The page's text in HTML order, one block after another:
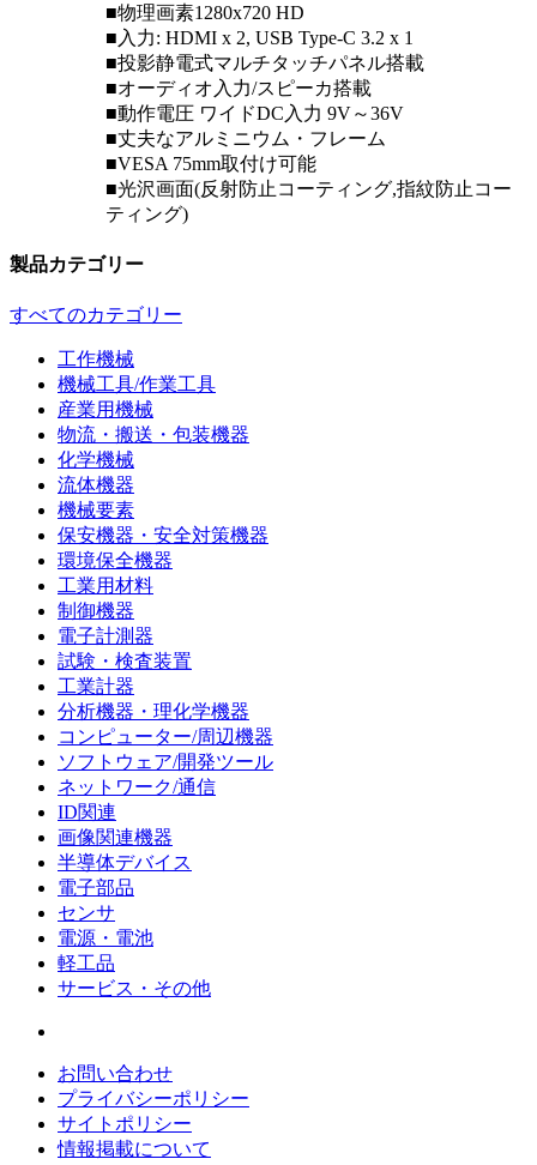
■物理画素1280x720 HD
■入力: HDMI x 2, USB Type-C 3.2 x 1
■投影静電式マルチタッチパネル搭載
■オーディオ入力/スピーカ搭載
■動作電圧 ワイドDC入力 9V～36V
■丈夫なアルミニウム・フレーム
■VESA 75mm取付け可能
■光沢画面(反射防止コーティング,指紋防止コー
ティング)
製品カテゴリー
すべてのカテゴリー
工作機械
機械工具/作業工具
産業用機械
物流・搬送・包装機器
化学機械
流体機器
機械要素
保安機器・安全対策機器
環境保全機器
工業用材料
制御機器
電子計測器
試験・検査装置
工業計器
分析機器・理化学機器
コンピューター/周辺機器
ソフトウェア/開発ツール
ネットワーク/通信
ID関連
画像関連機器
半導体デバイス
電子部品
センサ
電源・電池
軽工品
サービス・その他
お問い合わせ
プライバシーポリシー
サイトポリシー
情報掲載について